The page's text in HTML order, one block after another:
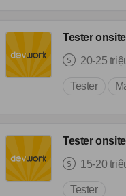
Tester
20-25
Tester
Tester
15-20
Tester